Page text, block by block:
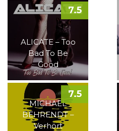
ALICATE – Too
Bad To Be
Good
7.5
MICHAEL
BEHRENDT –
Verhört
7.5